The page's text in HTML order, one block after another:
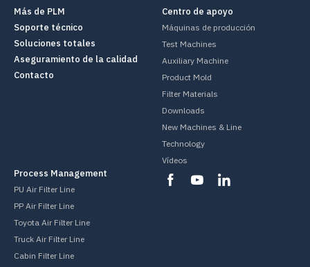
Process Management
PU Air Filter Line
PP Air Filter Line
Toyota Air Filter Line
Truck Air Filter Line
Cabin Filter Line
Centro de apoyo
Máquinas de producción
Test Machines
Auxiliary Machine
Product Mold
Filter Materials
Downloads
New Machines & Line
Technology
Vídeos
Más de PLM
Soporte técnico
Soluciones totales
Aseguramiento de la calidad
Contacto